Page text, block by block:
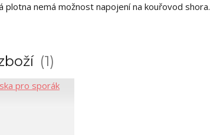
plotna nemá možnost napojení na kouřovod shora.
1